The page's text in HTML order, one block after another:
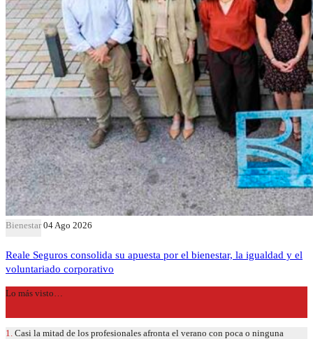
Bienestar 04 Ago 2026
Reale Seguros consolida su apuesta por el bienestar, la igualdad y el
voluntariado corporativo
Lo más visto…
1. Casi la mitad de los profesionales afronta el verano con poca o ninguna